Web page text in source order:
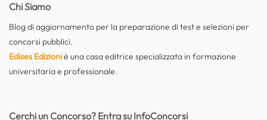
Chi Siamo
Blog di aggiornamento per la preparazione di test e selezioni per
concorsi pubblici.
Edises Edizioniè una casa editrice specializzata in formazione
universitaria e professionale.
Cerchi un Concorso? Entra su InfoConcorsi